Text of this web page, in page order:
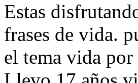
Estas
frases de vida.
el tema vida